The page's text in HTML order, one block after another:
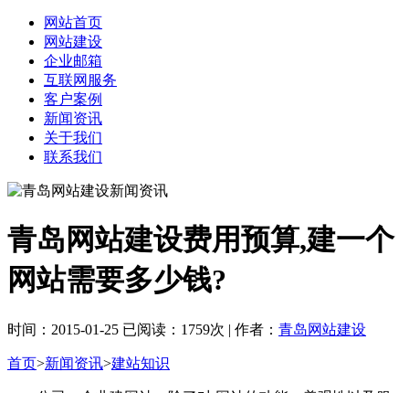
网站首页
网站建设
企业邮箱
互联网服务
客户案例
新闻资讯
关于我们
联系我们
青岛网站建设费用预算,建一个
网站需要多少钱?
时间：2015-01-25 已阅读：1759次 | 作者： 青岛网站建设
首页>新闻资讯>建站知识